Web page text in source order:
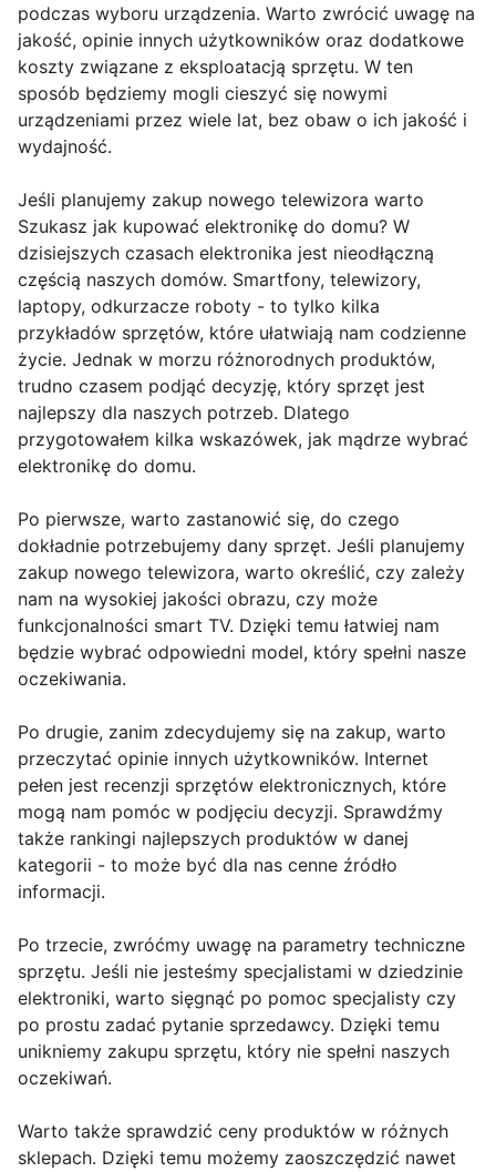
podczas wyboru urządzenia. Warto zwrócić uwagę na
jakość, opinie innych użytkowników oraz dodatkowe
koszty związane z eksploatacją sprzętu. W ten
sposób będziemy mogli cieszyć się nowymi
urządzeniami przez wiele lat, bez obaw o ich jakość i
wydajność.
Jeśli planujemy zakup nowego telewizora warto
Szukasz jak kupować elektronikę do domu? W
dzisiejszych czasach elektronika jest nieodłączną
częścią naszych domów. Smartfony, telewizory,
laptopy, odkurzacze roboty - to tylko kilka
przykładów sprzętów, które ułatwiają nam codzienne
życie. Jednak w morzu różnorodnych produktów,
trudno czasem podjąć decyzję, który sprzęt jest
najlepszy dla naszych potrzeb. Dlatego
przygotowałem kilka wskazówek, jak mądrze wybrać
elektronikę do domu.
Po pierwsze, warto zastanowić się, do czego
dokładnie potrzebujemy dany sprzęt. Jeśli planujemy
zakup nowego telewizora, warto określić, czy zależy
nam na wysokiej jakości obrazu, czy może
funkcjonalności smart TV. Dzięki temu łatwiej nam
będzie wybrać odpowiedni model, który spełni nasze
oczekiwania.
Po drugie, zanim zdecydujemy się na zakup, warto
przeczytać opinie innych użytkowników. Internet
pełen jest recenzji sprzętów elektronicznych, które
mogą nam pomóc w podjęciu decyzji. Sprawdźmy
także rankingi najlepszych produktów w danej
kategorii - to może być dla nas cenne źródło
informacji.
Po trzecie, zwróćmy uwagę na parametry techniczne
sprzętu. Jeśli nie jesteśmy specjalistami w dziedzinie
elektroniki, warto sięgnąć po pomoc specjalisty czy
po prostu zadać pytanie sprzedawcy. Dzięki temu
unikniemy zakupu sprzętu, który nie spełni naszych
oczekiwań.
Warto także sprawdzić ceny produktów w różnych
sklepach. Dzięki temu możemy zaoszczędzić nawet